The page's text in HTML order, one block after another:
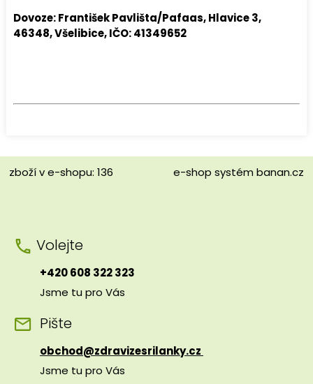
Dovoze: František Pavlišta/Pafaas, Hlavice 3,
46348, Všelibice, IČO: 41349652
zboží v e-shopu: 136 e-shop systém banan.cz
Volejte
+420 608 322 323
Jsme tu pro Vás
Pište
obchod@zdravizesrilanky.cz
Jsme tu pro Vás